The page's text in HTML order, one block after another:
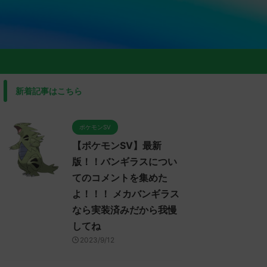
新着記事はこちら
ポケモンSV
【ポケモンSV】最新
版！！バンギラスについ
てのコメントを集めた
よ！！！ メカバンギラス
なら実装済みだから我慢
してね
2023/9/12